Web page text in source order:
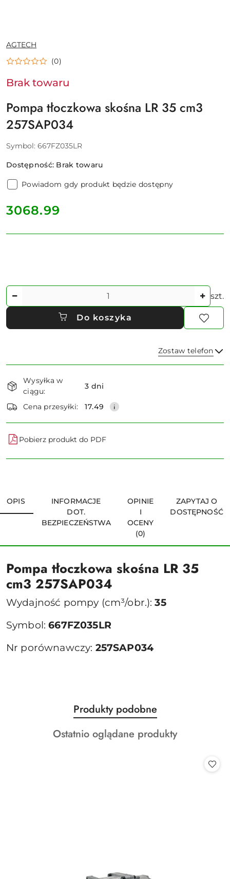
NAZWA
PRODUCENTA:
AGTECH
(0)
Brak towaru
Pompa tłoczkowa skośna LR 35 cm3
257SAP034
Symbol: 667FZ035LR
Dostępność: Brak towaru
Powiadom gdy produkt będzie dostępny
cena:
3068.99
Ilość szt.
Do koszyka
Zostaw telefon
i
dostawa
Wysyłka w
ciągu:
3 dni
Cena przesyłki: 17.49
Pobierz produkt do PDF
OPIS
INFORMACJE
DOT.
BEZPIECZEŃSTWA
OPINIE
I
OCENY
(0)
ZAPYTAJ O
DOSTĘPNOŚĆ
Pompa tłoczkowa skośna LR 35
cm3 257SAP034
Wydajność pompy (cm³/obr.):35
Symbol:667FZ035LR
Nr porównawczy: 257SAP034
Pomiń karuzelę produktów
Produkty
o
statusie:
Produkty podobne
Produkty
Ostatnio oglądane produkty